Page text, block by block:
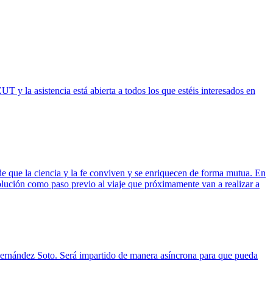
y la asistencia está abierta a todos los que estéis interesados en
que la ciencia y la fe conviven y se enriquecen de forma mutua. En
como paso previo al viaje que próximamente van a realizar a
Soto. Será impartido de manera asíncrona para que pueda